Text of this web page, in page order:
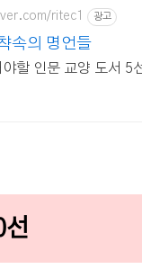
ritec1 광고
속의 명언들
할 인문 교양 도서 5